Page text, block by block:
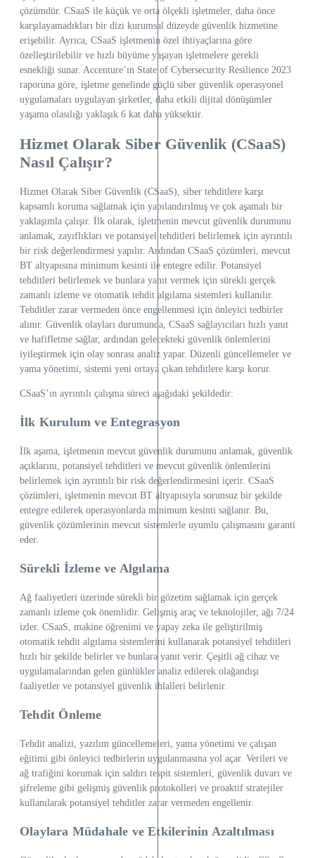
çözümdür. CSaaS ile küçük ve orta ölçekli işletmeler, daha önce
karşılayamadıkları bir dizi kurumsal düzeyde güvenlik hizmetine
erişebilir. Ayrıca, CSaaS işletmenin özel ihtiyaçlarına göre
özelleştirilebilir ve hızlı büyüme yaşayan işletmelere gerekli
esnekliği sunar. Accenture’ın State of Cybersecurity Resilience 2023
raporuna göre, işletme genelinde güçlü siber güvenlik operasyonel
uygulamaları uygulayan şirketler, daha etkili dijital dönüşümler
yaşama olasılığı yaklaşık 6 kat daha yüksektir.
Hizmet Olarak Siber Güvenlik (CSaaS)
Nasıl Çalışır?
Hizmet Olarak Siber Güvenlik (CSaaS), siber tehditlere karşı
kapsamlı koruma sağlamak için yapılandırılmış ve çok aşamalı bir
yaklaşımla çalışır. İlk olarak, işletmenin mevcut güvenlik durumunu
anlamak, zayıflıkları ve potansiyel tehditleri belirlemek için ayrıntılı
bir risk değerlendirmesi yapılır. Ardından CSaaS çözümleri, mevcut
BT altyapısına minimum kesinti ile entegre edilir. Potansiyel
tehditleri belirlemek ve bunlara yanıt vermek için sürekli gerçek
zamanlı izleme ve otomatik tehdit algılama sistemleri kullanılır.
Tehditler zarar vermeden önce engellenmesi için önleyici tedbirler
alınır. Güvenlik olayları durumunda, CSaaS sağlayıcıları hızlı yanıt
ve hafifletme sağlar, ardından gelecekteki güvenlik önlemlerini
iyileştirmek için olay sonrası analiz yapar. Düzenli güncellemeler ve
yama yönetimi, sistemi yeni ortaya çıkan tehditlere karşı korur.
CSaaS’ın ayrıntılı çalışma süreci aşağıdaki şekildedir:
İlk Kurulum ve Entegrasyon
İlk aşama, işletmenin mevcut güvenlik durumunu anlamak, güvenlik
açıklarını, potansiyel tehditleri ve mevcut güvenlik önlemlerini
belirlemek için ayrıntılı bir risk değerlendirmesini içerir. CSaaS
çözümleri, işletmenin mevcut BT altyapısıyla sorunsuz bir şekilde
entegre edilerek operasyonlarda minimum kesinti sağlanır. Bu,
güvenlik çözümlerinin mevcut sistemlerle uyumlu çalışmasını garanti
eder.
Sürekli İzleme ve Algılama
Ağ faaliyetleri üzerinde sürekli bir gözetim sağlamak için gerçek
zamanlı izleme çok önemlidir. Gelişmiş araç ve teknolojiler, ağı 7/24
izler. CSaaS, makine öğrenimi ve yapay zeka ile geliştirilmiş
otomatik tehdit algılama sistemlerini kullanarak potansiyel tehditleri
hızlı bir şekilde belirler ve bunlara yanıt verir. Çeşitli ağ cihaz ve
uygulamalarından gelen günlükler analiz edilerek olağandışı
faaliyetler ve potansiyel güvenlik ihlalleri belirlenir.
Tehdit Önleme
Tehdit analizi, yazılım güncellemeleri, yama yönetimi ve çalışan
eğitimi gibi önleyici tedbirlerin uygulanmasına yol açar. Verileri ve
ağ trafiğini korumak için saldırı tespit sistemleri, güvenlik duvarı ve
şifreleme gibi gelişmiş güvenlik protokolleri ve proaktif stratejiler
kullanılarak potansiyel tehditler zarar vermeden engellenir.
Olaylara Müdahale ve Etkilerinin Azaltılması